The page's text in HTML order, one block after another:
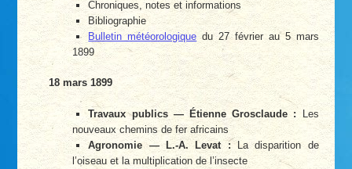
Chroniques, notes et informations
Bibliographie
Bulletin météorologique du 27 février au 5 mars
1899
18 mars 1899
Travaux publics — Étienne Grosclaude : Les
nouveaux chemins de fer africains
Agronomie — L.-A. Levat : La disparition de
l’oiseau et la multiplication de l’insecte